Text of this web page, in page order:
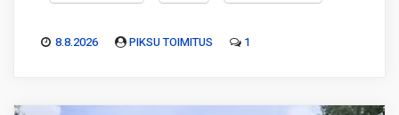
8.8.2026 PIKSU TOIMITUS 1